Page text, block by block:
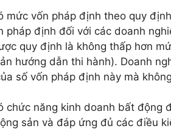
mức vốn pháp định theo quy
pháp định đối với các doanh
quy định là không thấp hơn
hướng dẫn thi hành). Doanh
số vốn pháp định này mà
chức năng kinh doanh bất động
sản và đáp ứng đủ các điều